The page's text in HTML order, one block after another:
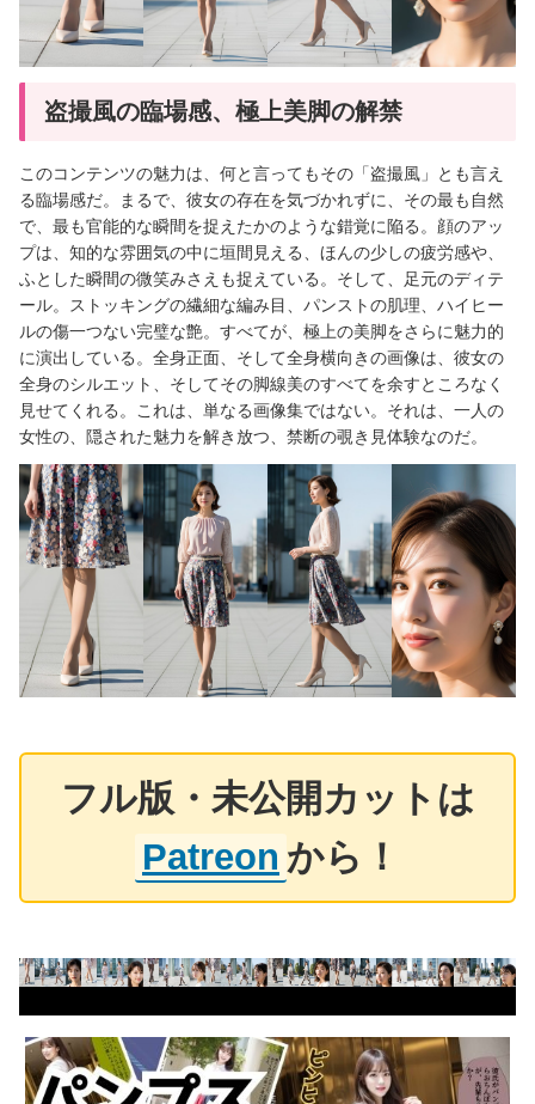
盗撮風の臨場感、極上美脚の解禁
このコンテンツの魅力は、何と言ってもその「盗撮風」とも言え
る臨場感だ。まるで、彼女の存在を気づかれずに、その最も自然
で、最も官能的な瞬間を捉えたかのような錯覚に陥る。顔のアッ
プは、知的な雰囲気の中に垣間見える、ほんの少しの疲労感や、
ふとした瞬間の微笑みさえも捉えている。そして、足元のディテ
ール。ストッキングの繊細な編み目、パンストの肌理、ハイヒー
ルの傷一つない完璧な艶。すべてが、極上の美脚をさらに魅力的
に演出している。全身正面、そして全身横向きの画像は、彼女の
全身のシルエット、そしてその脚線美のすべてを余すところなく
見せてくれる。これは、単なる画像集ではない。それは、一人の
女性の、隠された魅力を解き放つ、禁断の覗き見体験なのだ。
フル版・未公開カットは
Patreon から！